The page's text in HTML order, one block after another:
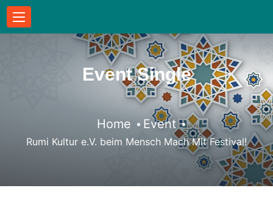
Event Single
Home Event
Rumi Kultur e.V. beim Mensch Mach Mit Festival!